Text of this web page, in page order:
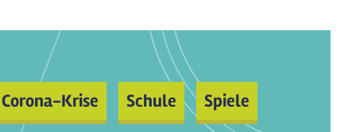
Corona-Krise Schule Spiele